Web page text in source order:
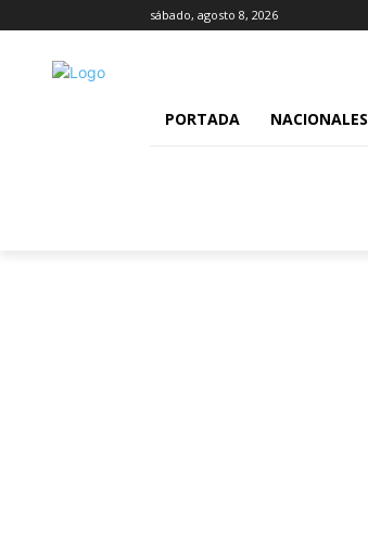
sábado, agosto 8, 2026
PORTADA NACIONALES